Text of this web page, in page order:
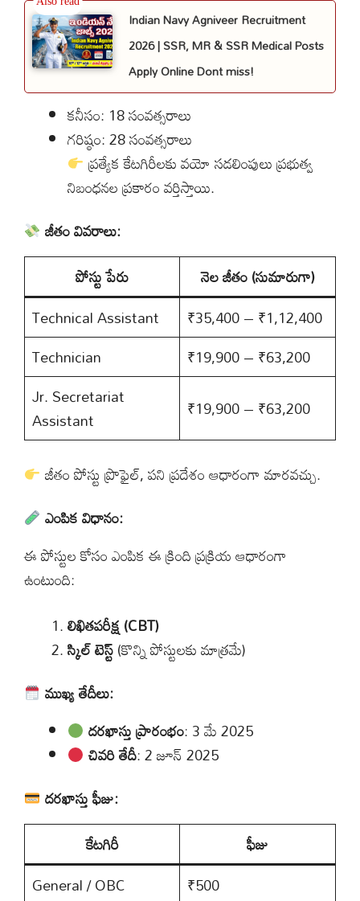
Indian Navy Agniveer Recruitment
2026 | SSR, MR & SSR Medical Posts
Apply Online Dont miss!
కనీసం: 18 సంవత్సరాలు
గరిష్ఠం: 28 సంవత్సరాలు
ప్రత్యేక కేటగిరీలకు వయో సడలింపులు ప్రభుత్వ
నిబంధనల ప్రకారం వర్తిస్తాయి.
జీతం వివరాలు:
పోస్టు పేరు
నెల జీతం (సుమారుగా)
Technical Assistant
₹35,400 – ₹1,12,400
Technician
₹19,900 – ₹63,200
Jr. Secretariat
Assistant
₹19,900 – ₹63,200
జీతం పోస్టు ప్రొఫైల్, పని ప్రదేశం ఆధారంగా మారవచ్చు.
ఎంపిక విధానం:
ఈ పోస్టుల కోసం ఎంపిక ఈ క్రింది ప్రక్రియ ఆధారంగా
ఉంటుంది:
లిఖితపరీక్ష (CBT)
స్కిల్ టెస్ట్(కొన్ని పోస్టులకు మాత్రమే)
ముఖ్య తేదీలు:
దరఖాస్తు ప్రారంభం: 3 మే 2025
చివరి తేదీ: 2 జూన్ 2025
దరఖాస్తు ఫీజు:
కేటగిరీ
ఫీజు
General / OBC
₹500